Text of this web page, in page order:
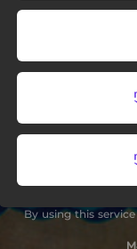
By using this